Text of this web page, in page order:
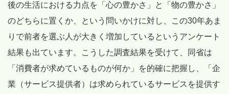
後の生活における力点を「心の豊かさ」と「物の豊かさ」
のどちらに置くか、という問いかけに対し、この30年あま
りで前者を選ぶ人が大きく増加しているというアンケート
結果も出ています。こうした調査結果を受けて、同省は
「消費者が求めているものが何か」を的確に把握し、「企
業（サービス提供者）は求められているサービスを提供す